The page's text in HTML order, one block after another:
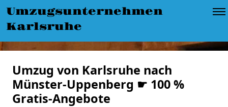
Umzugsunternehmen
Karlsruhe
Umzug von Karlsruhe nach
Münster-Uppenberg ☛ 100 %
Gratis-Angebote